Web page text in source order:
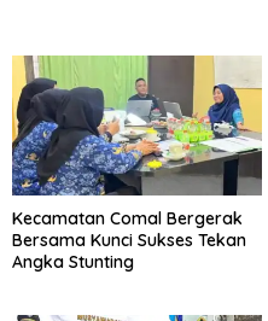
Kecamatan Comal Bergerak
Bersama Kunci Sukses Tekan
Angka Stunting